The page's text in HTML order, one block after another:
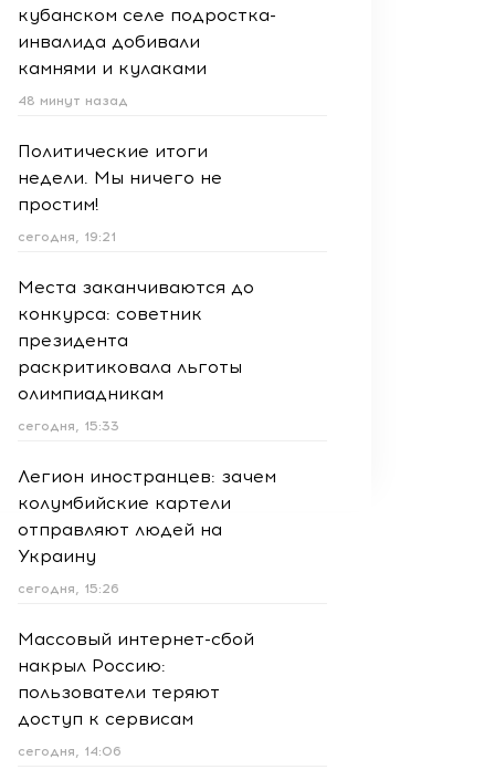
кубанском селе подростка-
инвалида добивали
камнями и кулаками
48 минут назад
Политические итоги
недели. Мы ничего не
простим!
сегодня, 19:21
Места заканчиваются до
конкурса: советник
президента
раскритиковала льготы
олимпиадникам
сегодня, 15:33
Легион иностранцев: зачем
колумбийские картели
отправляют людей на
Украину
сегодня, 15:26
Массовый интернет-сбой
накрыл Россию:
пользователи теряют
доступ к сервисам
сегодня, 14:06